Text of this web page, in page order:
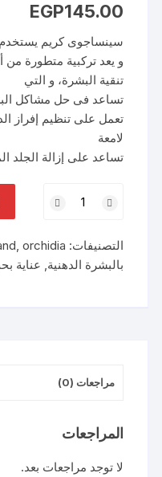
EGP145.00
ﺳﯿﻨﺴﺎﺟﻮى ﻛﺮﯾﻢ
و ﯾﻌﺪ ﺗﺮﻛﺒﯿﺔ ﻣﺘﻄﻮرة ﻣﻦ
ﺗﻨﻘﯿﺔ اﻟﺒﺸﺮة، و اﻟﺘﻲ
ﺗﺴﺎﻋﺪ ﻓﻰ ﺣﻞ ﻣﺸﺎﻛﻞ
ﺗﻌﻤﻞ ﻋﻠﻰ ﺗﻨﻈﯿﻢ إﻓﺮاز
ﻻﻣﻌﺔ
ﺗﺴﺎﻋﺪ ﻋﻠﻰ إزاﻟﺔ اﻟﺠﻠﺪ
ORCHIDIA
ACNE
CREAM
التصنيفات: , orchidia
بالبشرة الدهنية, عناية
مراجعات (0)
المراجعات
لا توجد مراجعات بعد.